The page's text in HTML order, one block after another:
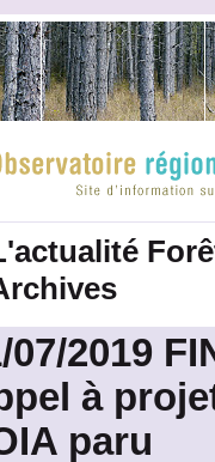
07/2019
à
paru